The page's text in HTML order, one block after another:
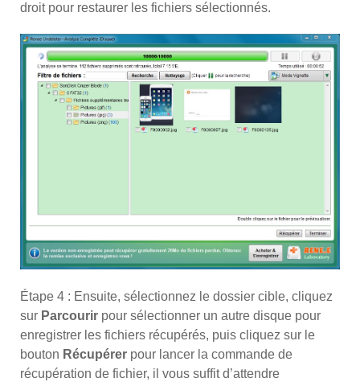
droit pour restaurer les fichiers sélectionnés.
Étape 4 : Ensuite, sélectionnez le dossier cible, cliquez
sur Parcourir pour sélectionner un autre disque pour
enregistrer les fichiers récupérés, puis cliquez sur le
bouton Récupérer pour lancer la commande de
récupération de fichier, il vous suffit d’attendre